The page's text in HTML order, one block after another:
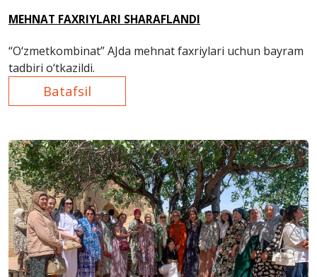
MEHNAT FAXRIYLARI SHARAFLANDI
“O‘zmetkombinat” AJda mehnat faxriylari uchun bayram
tadbiri o‘tkazildi.
Batafsil